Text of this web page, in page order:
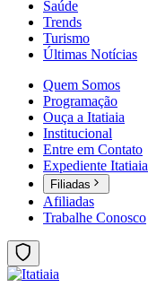
Saúde
Trends
Turismo
Últimas Notícias
Quem Somos
Programação
Ouça a Itatiaia
Institucional
Entre em Contato
Expediente Itatiaia
Filiadas
Afiliadas
Trabalhe Conosco